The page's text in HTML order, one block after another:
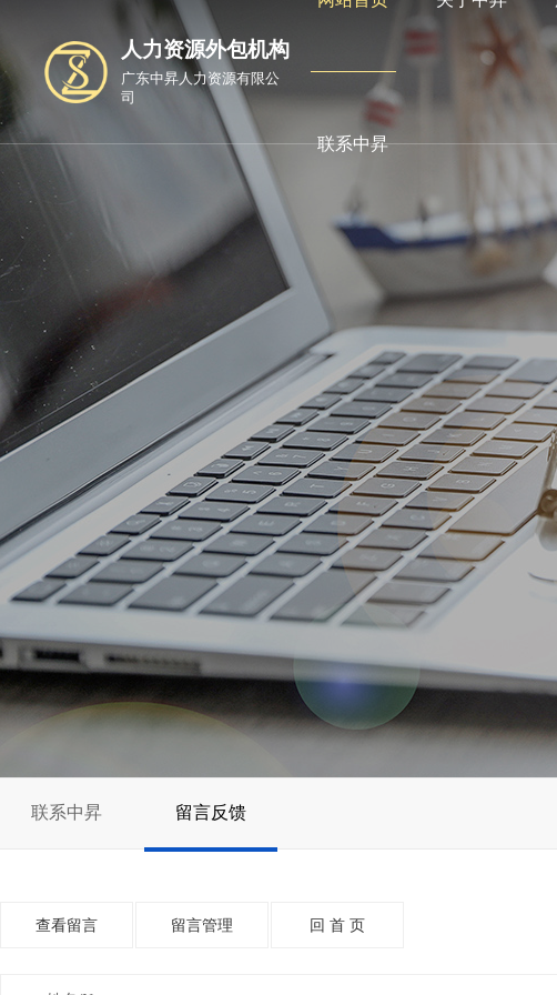
人力资源外包机构
广东中昇人力资源有限公
司
联系中昇
联系中昇 留言反馈
查看留言 留言管理 回 首 页